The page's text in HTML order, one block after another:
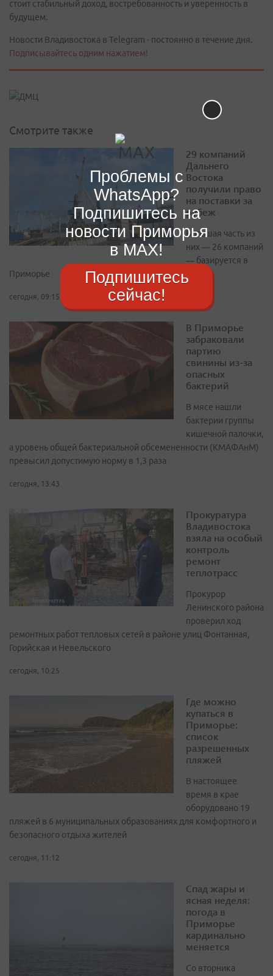
стоит стабильный доход, востребованность и уверенность в
будущем.
Новости Владивостока в Telegram - постоянно в течение дня.
Подписывайтесь одним нажатием!
Смотрите также
29 компаний
Дальнего
Востока
получили право
на поставки за
рубеж
Большая часть из
них — 26 компаний
— базируется в
Приморье
сегодня, 09:15
В Приморье
забраковали
партию
свинины из-за
опасных
бактерий
В мясе нашли
бактерии группы
кишечной палочки,
а уровень общей бактериальной обсемененности (КМАФАнМ)
превысил допустимую норму в 1,3 раза
сегодня, 13:43
Прокуратура
Владивостока
взяла на особый
контроль
ремонт
теплотрасс
Прокурор
Ленинского района
проверил ход
ремонтных работ тепловых сетей в районе улиц Фонтанная,
Горийская и Невельского
сегодня, 10:25
Где можно
купаться в
Приморье:
список
разрешенных
пляжей
В настоящее
время в крае
оборудовано 19
пляжей в 6 муниципальных образованиях для комфортного и
безопасного отдыха жителей
сегодня, 11:12
Спад жары и
ясная неделя:
погода в
Приморье
кардинально
меняется
Со вторника
Проблемы с
WhatsApp?
Подпишитесь на
новости Приморья
в MAX!
Подпишитесь
сейчас!